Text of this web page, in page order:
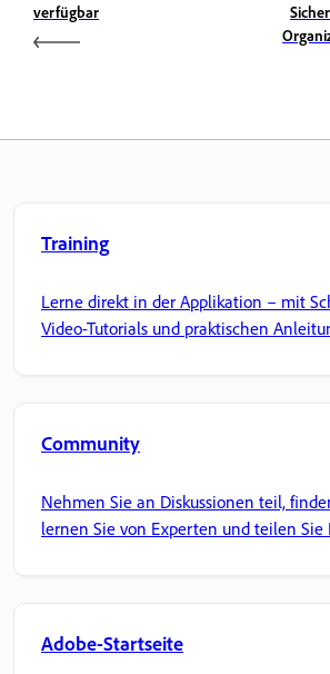
verfügbar
Training
Lerne direkt in der Applikation – mit
Video-Tutorials und praktischen
Community
Nehmen Sie an Diskussionen teil,
lernen Sie von Experten und teilen Sie
Adobe-Startseite